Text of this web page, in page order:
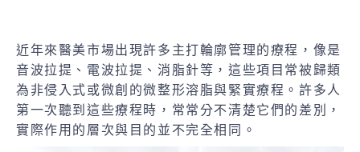
近年來醫美市場出現許多主打輪廓管理的療程，像是
音波拉提、電波拉提、消脂針等，這些項目常被歸類
為非侵入式或微創的微整形溶脂與緊實療程。許多人
第一次聽到這些療程時，常常分不清楚它們的差別，
實際作用的層次與目的並不完全相同。